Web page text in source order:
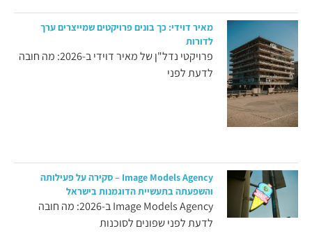
מאיר דוידי: כך בונים פרויקטים שמייצרים ערך
לדורות
פרויקטי נדל"ן של מאיר דוידי ב-2026: מה חובה
לדעת לפני
Image Models Agency – סקירה על פעילותה
והשפעתה בתעשיית הדוגמנות בישראל
Image Models Agency ב-2026: מה חובה
לדעת לפני שפונים לסוכנות